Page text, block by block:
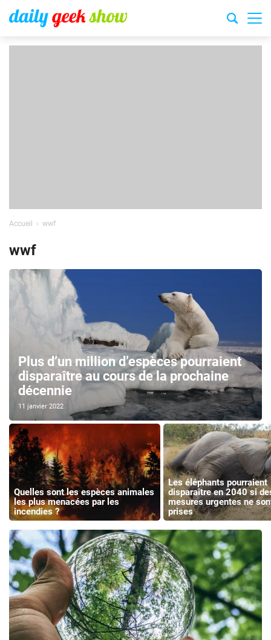
Accueil wwf
wwf
Plus d’un million d’espèces pourraient
disparaître au cours de la prochaine
décennie
11 janvier 2022
Quelles sont les espèces animales
les plus menacées par les
incendies ?
Les éléphants pourraient
disparaître en 2040 si
mesures urgentes ne
prises